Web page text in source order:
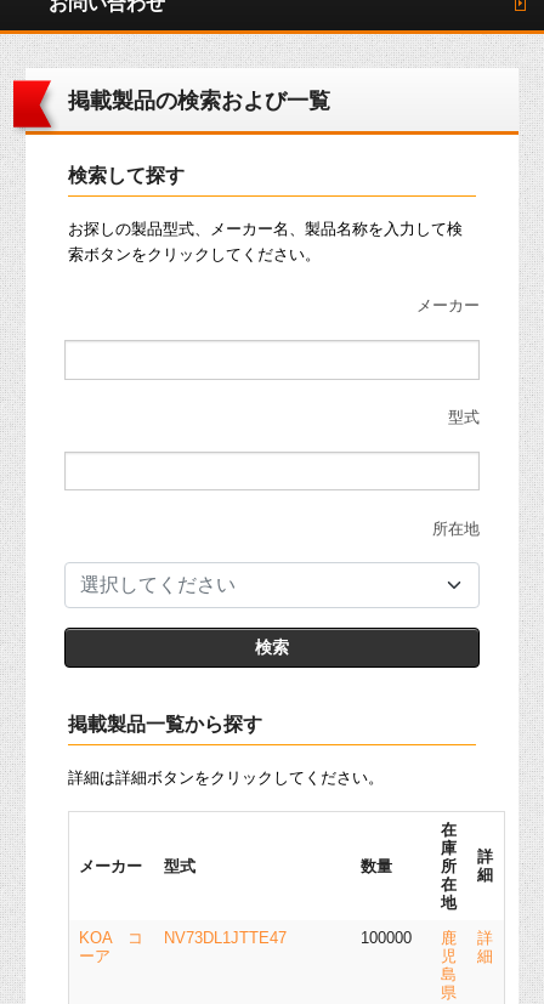
掲載製品の検索および一覧
検索して探す
お探しの製品型式、メーカー名、製品名称を入力して検
索ボタンをクリックしてください。
メーカー
型式
所在地
選択してください
掲載製品一覧から探す
詳細は詳細ボタンをクリックしてください。
メーカー 型式 数量
在
庫
所
在
地
詳
細
KOA コ
ーア
NV73DL1JTTE47 100000
鹿
児
島
県
詳
細